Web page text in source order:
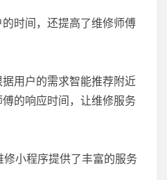
时间，还提高了维修师傅
用户的需求智能推荐附近
的响应时间，让维修服务
小程序提供了丰富的服务